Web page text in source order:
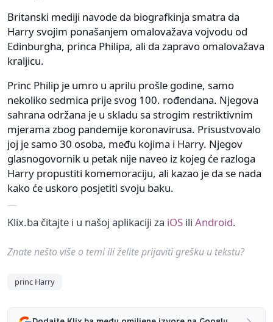
Britanski mediji navode da biografkinja smatra da
Harry svojim ponašanjem omalovažava vojvodu od
Edinburgha, princa Philipa, ali da zapravo omalovažava
kraljicu.
Princ Philip je umro u aprilu prošle godine, samo
nekoliko sedmica prije svog 100. rođendana. Njegova
sahrana održana je u skladu sa strogim restriktivnim
mjerama zbog pandemije koronavirusa. Prisustvovalo
joj je samo 30 osoba, među kojima i Harry. Njegov
glasnogovornik u petak nije naveo iz kojeg će razloga
Harry propustiti komemoraciju, ali kazao je da se nada
kako će uskoro posjetiti svoju baku.
Klix.ba čitajte i u našoj aplikaciji za iOS ili Android.
Znate nešto više o temi ili želite prijaviti grešku u tekstu?
princ Harry